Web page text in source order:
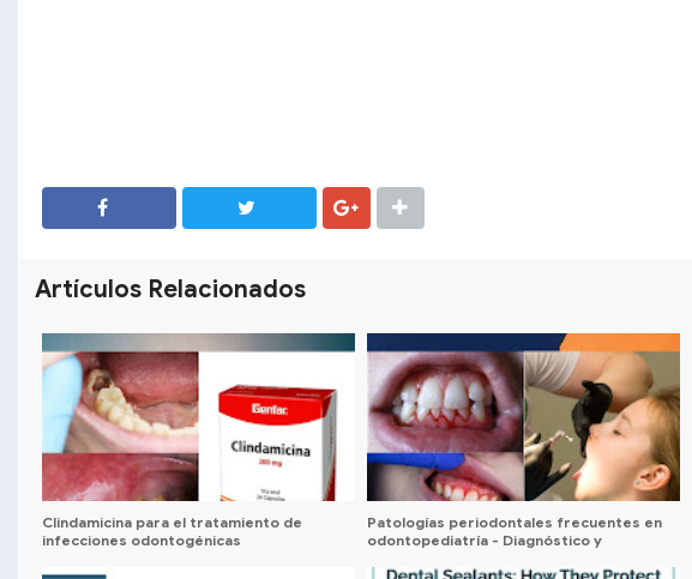
Artículos Relacionados
Clindamicina para el tratamiento de
infecciones odontogénicas
Patologías periodontales frecuentes en
odontopediatría - Diagnóstico y